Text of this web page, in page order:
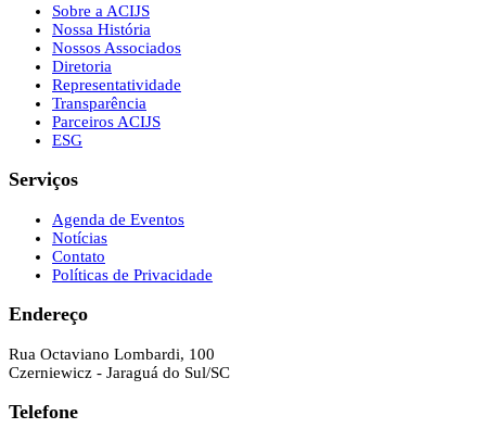
Sobre a ACIJS
Nossa História
Nossos Associados
Diretoria
Representatividade
Transparência
Parceiros ACIJS
ESG
Serviços
Agenda de Eventos
Notícias
Contato
Políticas de Privacidade
Endereço
Rua Octaviano Lombardi, 100
Czerniewicz - Jaraguá do Sul/SC
Telefone